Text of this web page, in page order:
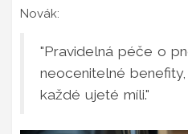
Novák:
"Pravidelná péče o
neocenitelné
každé ujeté míli."